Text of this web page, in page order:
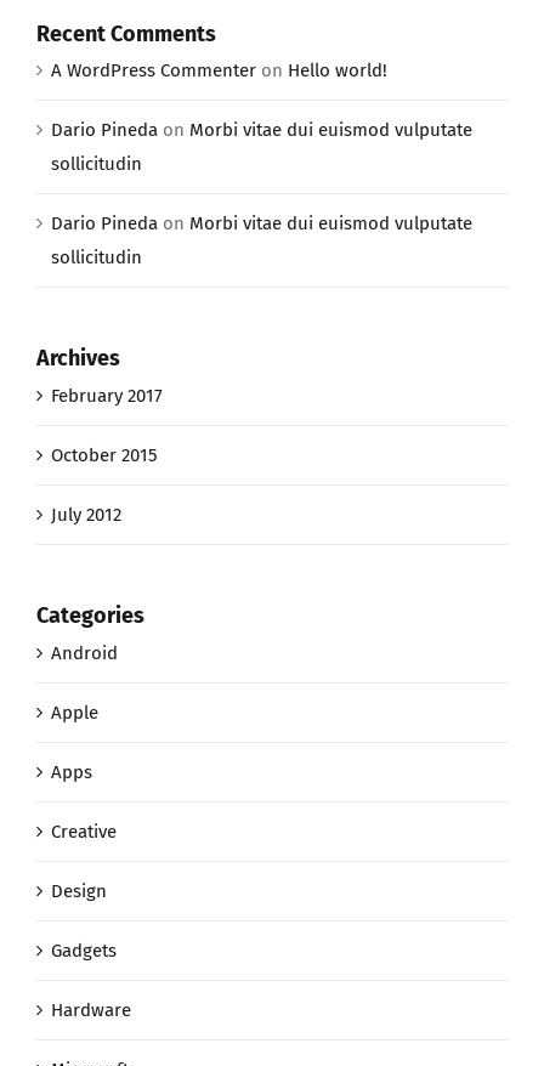
Recent Comments
A WordPress Commenter on Hello world!
Dario Pineda on Morbi vitae dui euismod vulputate
sollicitudin
Dario Pineda on Morbi vitae dui euismod vulputate
sollicitudin
Archives
February 2017
October 2015
July 2012
Categories
Android
Apple
Apps
Creative
Design
Gadgets
Hardware